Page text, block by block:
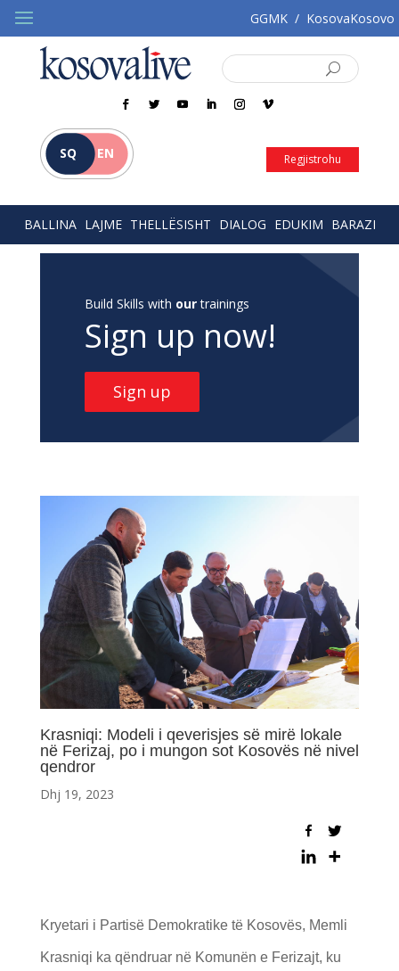
GGMK / KosovaKosovo
SQ EN Regjistrohu
BALLINA LAJME THELLËSISHT DIALOG EDUKIM BARAZI
Build Skills with ourtrainings
Sign up now!
Sign up
Krasniqi: Modeli i qeverisjes së mirë lokale
në Ferizaj, po i mungon sot Kosovës në nivel
qendror
Dhj 19, 2023
Kryetari i Partisë Demokratike të Kosovës, Memli
Krasniqi ka qëndruar në Komunën e Ferizajt, ku